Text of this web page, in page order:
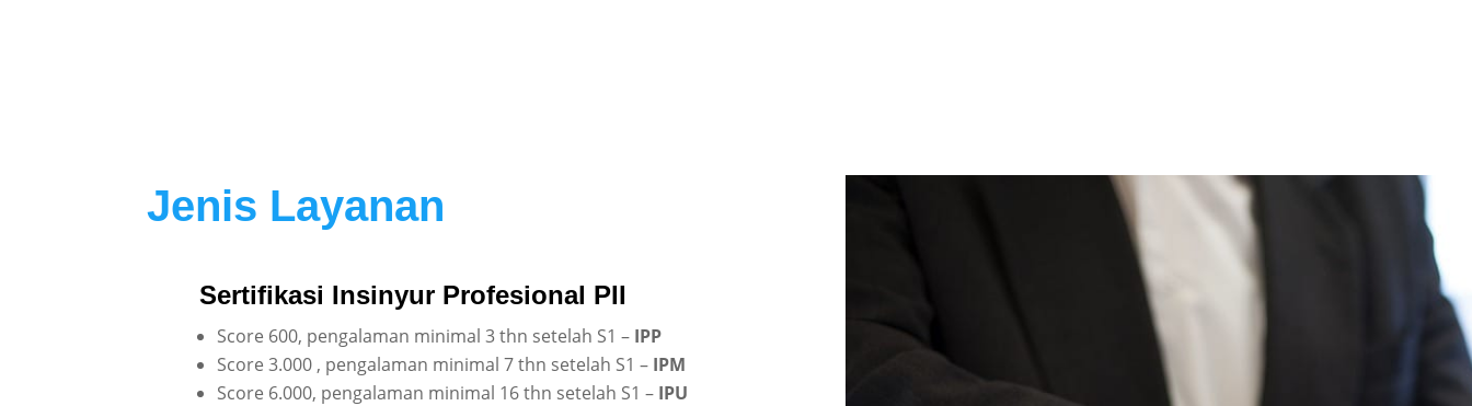
Jenis Layanan
Sertifikasi Insinyur Profesional PII
Score 600, pengalaman minimal 3 thn setelah S1 – IPP
Score 3.000 , pengalaman minimal 7 thn setelah S1 – IPM
Score 6.000, pengalaman minimal 16 thn setelah S1 – IPU